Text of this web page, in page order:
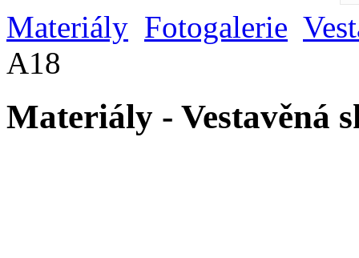
Materiály Fotogalerie
A18
Materiály - Vestavěná